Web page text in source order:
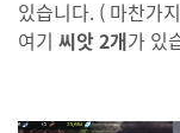
있습니다. ( 마찬가
여기 씨앗 2개가 있